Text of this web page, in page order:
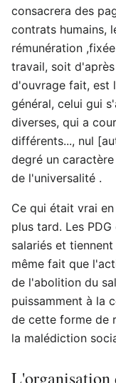
consacrera des
contrats humains,
rémunération
travail, soit
d'ouvrage fait, est
général, celui gui
diverses, qui a
différents..., nul
degré un
de l'universalité .
Ce qui était vrai
plus tard. Les
salariés et
même fait que
de l'abolition du
puissamment à la
de cette forme de
la malédiction
L'organisation